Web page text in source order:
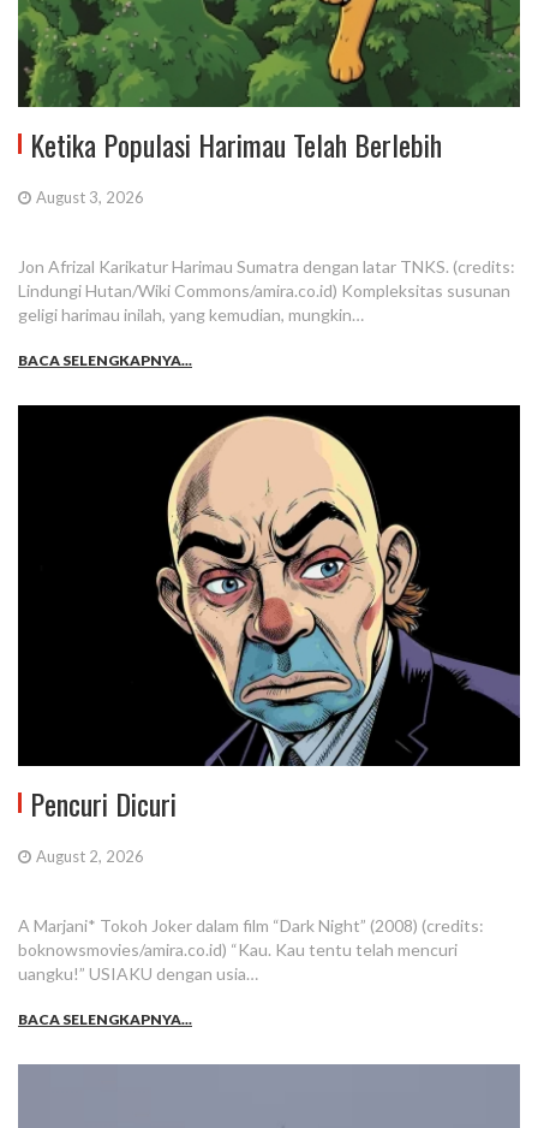
Ketika Populasi Harimau Telah Berlebih
August 3, 2026
Jon Afrizal Karikatur Harimau Sumatra dengan latar TNKS. (credits:
Lindungi Hutan/Wiki Commons/amira.co.id) Kompleksitas susunan
geligi harimau inilah, yang kemudian, mungkin…
BACA SELENGKAPNYA...
Pencuri Dicuri
August 2, 2026
A Marjani* Tokoh Joker dalam film “Dark Night” (2008) (credits:
boknowsmovies/amira.co.id) “Kau. Kau tentu telah mencuri
uangku!” USIAKU dengan usia…
BACA SELENGKAPNYA...